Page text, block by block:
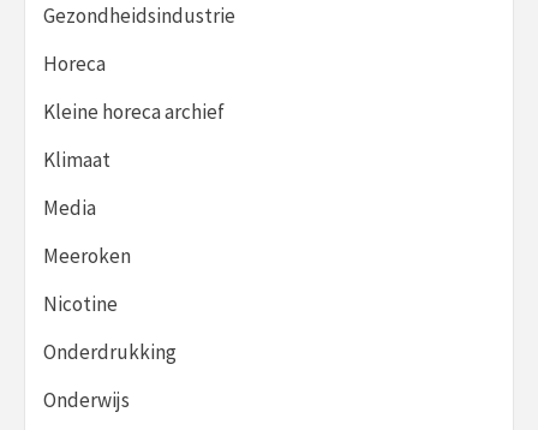
Gezondheidsindustrie
Horeca
Kleine horeca archief
Klimaat
Media
Meeroken
Nicotine
Onderdrukking
Onderwijs